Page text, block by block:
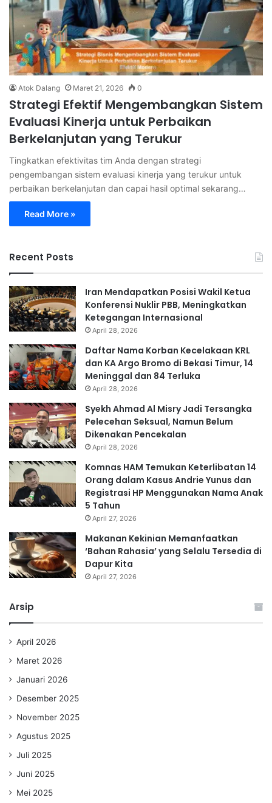
Atok Dalang Maret 21, 2026 0
Strategi Efektif Mengembangkan Sistem
Evaluasi Kinerja untuk Perbaikan
Berkelanjutan yang Terukur
Tingkatkan efektivitas tim Anda dengan strategi
pengembangan sistem evaluasi kinerja yang terukur untuk
perbaikan berkelanjutan dan capai hasil optimal sekarang…
Read More »
Recent Posts
Iran Mendapatkan Posisi Wakil Ketua
Konferensi Nuklir PBB, Meningkatkan
Ketegangan Internasional
April 28, 2026
Daftar Nama Korban Kecelakaan KRL
dan KA Argo Bromo di Bekasi Timur, 14
Meninggal dan 84 Terluka
April 28, 2026
Syekh Ahmad Al Misry Jadi Tersangka
Pelecehan Seksual, Namun Belum
Dikenakan Pencekalan
April 28, 2026
Komnas HAM Temukan Keterlibatan 14
Orang dalam Kasus Andrie Yunus dan
Registrasi HP Menggunakan Nama Anak
5 Tahun
April 27, 2026
Makanan Kekinian Memanfaatkan
‘Bahan Rahasia’ yang Selalu Tersedia di
Dapur Kita
April 27, 2026
Arsip
April 2026
Maret 2026
Januari 2026
Desember 2025
November 2025
Agustus 2025
Juli 2025
Juni 2025
Mei 2025